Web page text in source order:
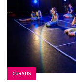
CURSUS